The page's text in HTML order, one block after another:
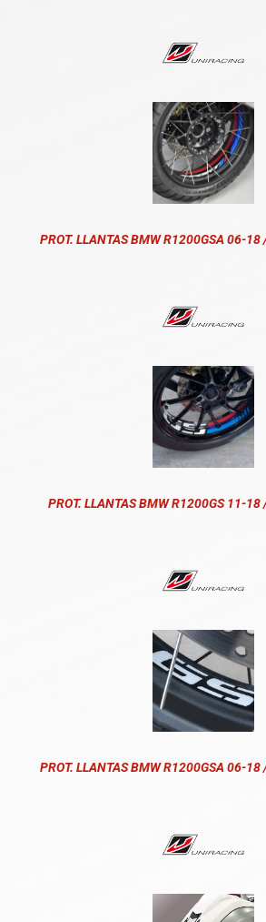
PROT. LLANTAS BMW R1200GSA 06-
PROT. LLANTAS BMW R1200GS 11-
PROT. LLANTAS BMW R1200GSA 06-